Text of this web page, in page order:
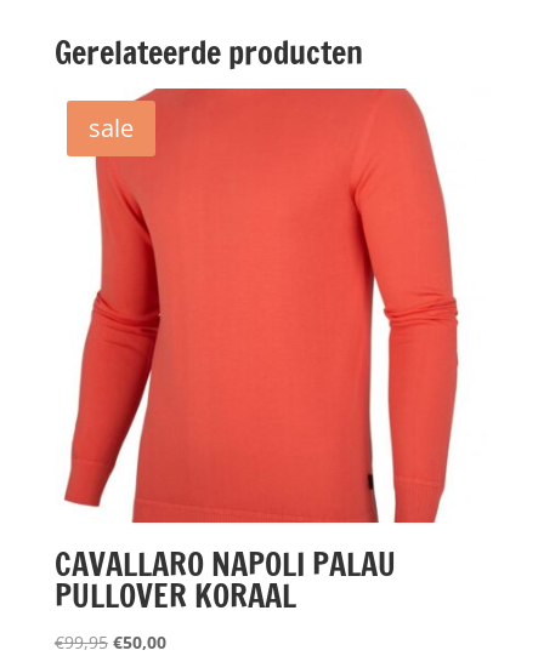
Gerelateerde producten
sale
CAVALLARO NAPOLI PALAU
PULLOVER KORAAL
€99,95 Oorspronkelijke
€50,00Huidige